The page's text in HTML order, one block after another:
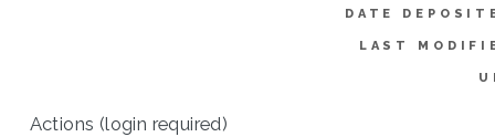
DATE
LAST
Actions (login required)